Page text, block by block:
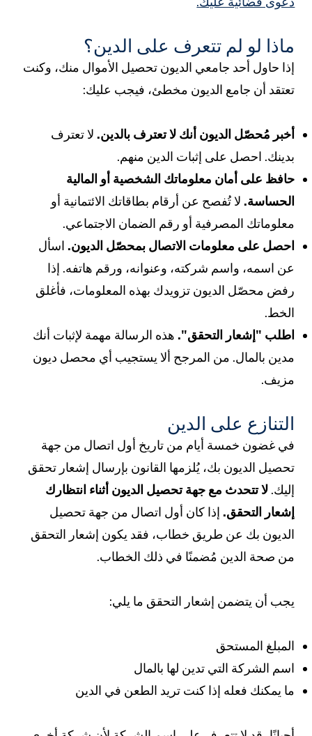
ماذا لو لم تتعرف على الدين؟
إذا حاول أحد جامعي الديون تحصيل الأموال منك، وكنت
تعتقد أن جامع الديون مخطئ، فيجب عليك:
أخبر مُحصّل الديون أنك لا تعترف بالدين.لا تعترف
بدينك. احصل على إثبات الدين منهم.
حافظ على أمان معلوماتك الشخصية أو المالية
الحساسة.لا تُفصح عن أرقام بطاقاتك الائتمانية أو
معلوماتك المصرفية أو رقم الضمان الاجتماعي.
احصل على معلومات الاتصال بمحصّل الديون.اسأل
عن اسمه، واسم شركته، وعنوانه، ورقم هاتفه. إذا
رفض محصّل الديون تزويدك بهذه المعلومات، فأغلق
الخط.
اطلب "إشعار التحقق".هذه الرسالة مهمة لإثبات أنك
مدين بالمال. من المرجح ألا يستجيب أي محصل ديون
مزيف.
التنازع على الدين
في غضون خمسة أيام من تاريخ أول اتصال من جهة
تحصيل الديون بك، يُلزمها القانون بإرسال إشعار تحقق
إليك.لا تتحدث مع جهة تحصيل الديون أثناء انتظارك
إشعار التحقق.إذا كان أول اتصال من جهة تحصيل
الديون بك عن طريق خطاب، فقد يكون إشعار التحقق
من صحة الدين مُضمنًا في ذلك الخطاب.
يجب أن يتضمن إشعار التحقق ما يلي:
المبلغ المستحق
اسم الشركة التي تدين لها بالمال
ما يمكنك فعله إذا كنت تريد الطعن في الدين